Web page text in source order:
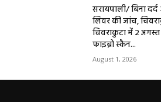
सरायपाली/ बिना
लिवर की जांच,
चिवराकुटा में 2
फाइब्रो स्कैन...
August 1, 2026